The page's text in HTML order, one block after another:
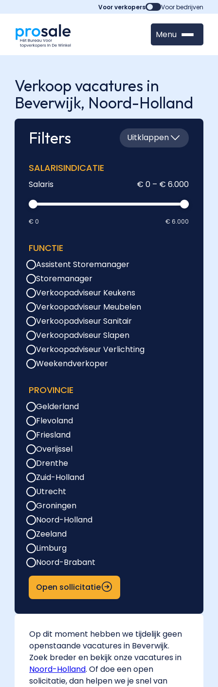
Voor verkopers Voor bedrijven
Menu
Verkoop vacatures in
Beverwijk, Noord-Holland
Filters
Uitklappen
SALARISINDICATIE
Salaris € 0 – € 6.000
€ 0 € 6.000
FUNCTIE
Assistent Storemanager
Storemanager
Verkoopadviseur Keukens
Verkoopadviseur Meubelen
Verkoopadviseur Sanitair
Verkoopadviseur Slapen
Verkoopadviseur Verlichting
Weekendverkoper
PROVINCIE
Gelderland
Flevoland
Friesland
Overijssel
Drenthe
Zuid-Holland
Utrecht
Groningen
Noord-Holland
Zeeland
Limburg
Noord-Brabant
Open sollicitatie
Op dit moment hebben we tijdelijk geen
openstaande vacatures in Beverwijk.
Zoek breder en bekijk onze vacatures in
Noord-Holland. Of doe een open
solicitatie, dan helpen we je snel van